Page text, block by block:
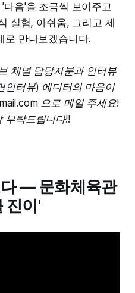
음'을 조금씩 보여주고
실험, 아쉬움, 그리고 제
만나보겠습니다.
채널 담당자분과 인터뷰
인터뷰) 에디터의 마음이
으로 메일 주세요!
부탁드립니다!!
— 문화체육관
진이'